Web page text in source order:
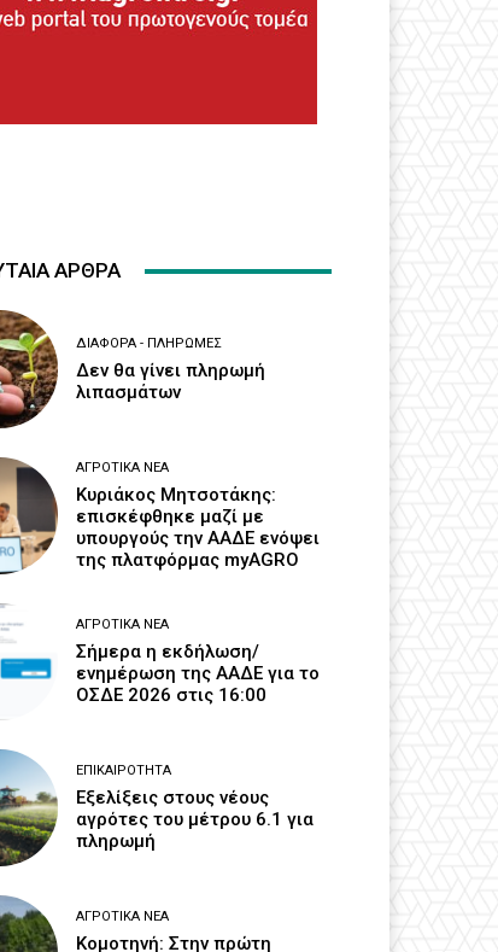
ΑΡΘΡΑ
ΔΙΆΦΟΡΑ - ΠΛΗΡΩΜΈΣ
Δεν θα γίνει πληρωμή
λιπασμάτων
ΑΓΡΟΤΙΚΆ ΝΈΑ
Κυριάκος Μητσοτάκης:
επισκέφθηκε μαζί με
υπουργούς την ΑΑΔΕ ενόψει
της πλατφόρμας myAGRO
ΑΓΡΟΤΙΚΆ ΝΈΑ
Σήμερα η εκδήλωση/
ενημέρωση της ΑΑΔΕ για το
ΟΣΔΕ 2026 στις 16:00
ΕΠΙΚΑΙΡΌΤΗΤΑ
Εξελίξεις στους νέους
αγρότες του μέτρου 6.1 για
πληρωμή
ΑΓΡΟΤΙΚΆ ΝΈΑ
Κομοτηνή: Στην πρώτη